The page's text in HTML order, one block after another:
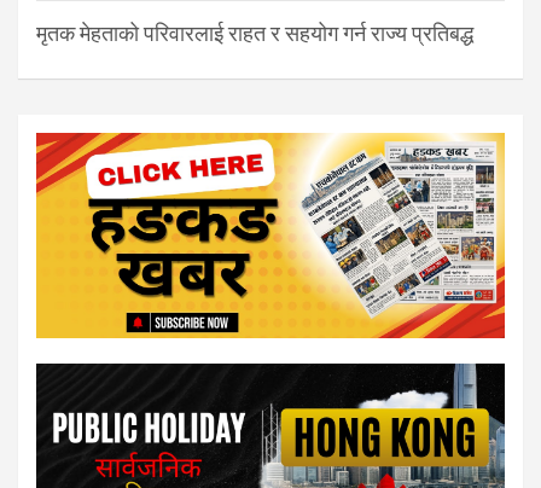
मृतक मेहताको परिवारलाई राहत र सहयोग गर्न राज्य प्रतिबद्ध